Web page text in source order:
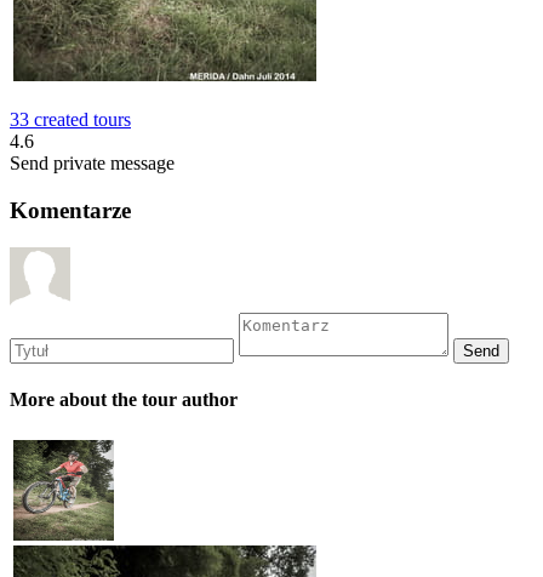
33 created tours
4.6
Send private message
Komentarze
More about the tour author